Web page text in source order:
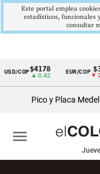
Cintillo
económicos
Colombia
COP$4178
▲ 0.42
EUR/COP
▼
Pico y Placa
menu
Este portal emplea
estadísticos, funcionales
consultar